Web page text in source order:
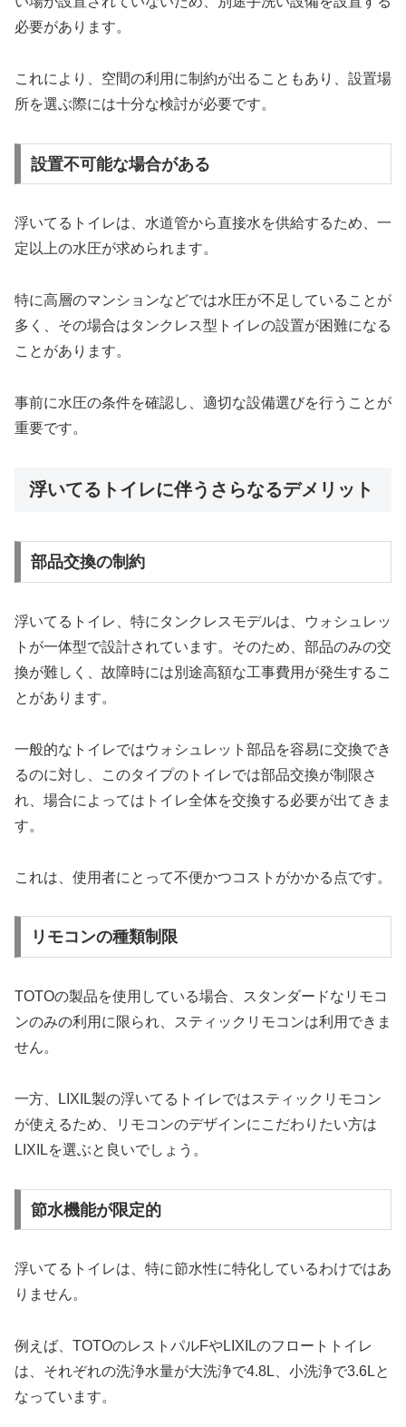
必要があります。
これにより、空間の利用に制約が出ることもあり、設置場
所を選ぶ際には十分な検討が必要です。
設置不可能な場合がある
浮いてるトイレは、水道管から直接水を供給するため、一
定以上の水圧が求められます。
特に高層のマンションなどでは水圧が不足していることが
多く、その場合はタンクレス型トイレの設置が困難になる
ことがあります。
事前に水圧の条件を確認し、適切な設備選びを行うことが
重要です。
浮いてるトイレに伴うさらなるデメリット
部品交換の制約
浮いてるトイレ、特にタンクレスモデルは、ウォシュレッ
トが一体型で設計されています。そのため、部品のみの交
換が難しく、故障時には別途高額な工事費用が発生するこ
とがあります。
一般的なトイレではウォシュレット部品を容易に交換でき
るのに対し、このタイプのトイレでは部品交換が制限さ
れ、場合によってはトイレ全体を交換する必要が出てきま
す。
これは、使用者にとって不便かつコストがかかる点です。
リモコンの種類制限
TOTOの製品を使用している場合、スタンダードなリモコ
ンのみの利用に限られ、スティックリモコンは利用できま
せん。
一方、LIXIL製の浮いてるトイレではスティックリモコン
が使えるため、リモコンのデザインにこだわりたい方は
LIXILを選ぶと良いでしょう。
節水機能が限定的
浮いてるトイレは、特に節水性に特化しているわけではあ
りません。
例えば、TOTOのレストパルFやLIXILのフロートトイレ
は、それぞれの洗浄水量が大洗浄で4.8L、小洗浄で3.6Lと
なっています。